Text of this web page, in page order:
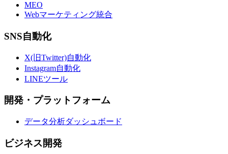
MEO
Webマーケティング統合
SNS自動化
X(旧Twitter)自動化
Instagram自動化
LINEツール
開発・プラットフォーム
データ分析ダッシュボード
ビジネス開発